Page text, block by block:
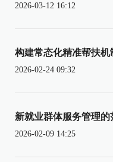
2026-03-12 16:12
构建常态化精准帮扶机
2026-02-24 09:32
新就业群体服务管理
2026-02-09 14:25